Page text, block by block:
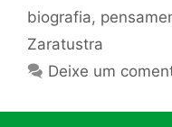
biografia,
Zaratustra
Deixe um